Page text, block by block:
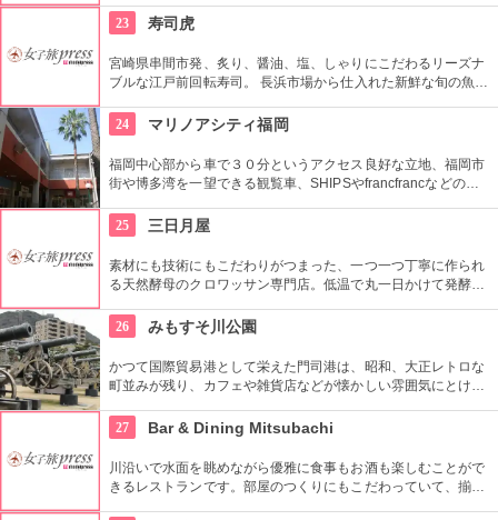
ふんだんに使った料理も素晴らしく、センスも抜群。ワインは
100種類以上を取り揃えてあるという、ワイン好きにはたまら
ないお店です。
23 寿司虎
宮崎県串間市発、炙り、醤油、塩、しゃりにこだわるリーズナ
ブルな江戸前回転寿司。 長浜市場から仕入れた新鮮な旬の魚介
ものまで様々。 旬の魚介を安価に楽しみたい方におすすめで
す。
24 マリノアシティ福岡
福岡中心部から車で３０分というアクセス良好な立地、福岡市
街や博多湾を一望できる観覧車、SHIPSやfrancfrancなどの人
ら届いた旬の特産品などがそろう市場も人気。休日を中心にミ
ニライブやショーなどのイベントも行われ、一日中楽しむ事が
出来ます。
25 三日月屋
素材にも技術にもこだわりがつまった、一つ一つ丁寧に作られ
る天然酵母のクロワッサン専門店。低温で丸一日かけて発酵さ
つまっています。そのクロワッサンの生地で作られたラスクは
お土産にも人気。博多駅や福岡空港で購入できるのも魅力で
す。
26 みもすそ川公園
かつて国際貿易港として栄えた門司港は、昭和、大正レトロな
町並みが残り、カフェや雑貨店などが懐かしい雰囲気にとけ込
県下関までなんと5分で到着。みもすそ川公園は、壇ノ浦の合
戦の跡地を望む公園で、関門橋も一望できる穴場デートスポッ
トです。
27 Bar & Dining Mitsubachi
川沿いで水面を眺めながら優雅に食事もお酒も楽しむことがで
きるレストランです。部屋のつくりにもこだわっていて、揃え